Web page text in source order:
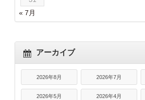
« 7月
アーカイブ
2026年8月 2026年7月
2026年5月 2026年4月